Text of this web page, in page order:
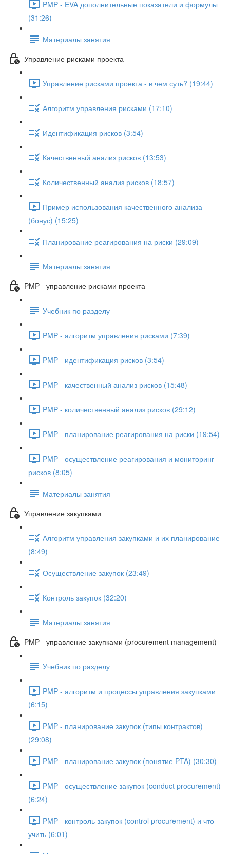
PMP - EVA дополнительные показатели и формулы
(31:26)
Материалы занятия
Управление рисками проекта
Управление рисками проекта - в чем суть? (19:44)
Алгоритм управления рисками (17:10)
Идентификация рисков (3:54)
Качественный анализ рисков (13:53)
Количественный анализ рисков (18:57)
Пример использования качественного анализа
(бонус) (15:25)
Планирование реагирования на риски (29:09)
Материалы занятия
PMP - управление рисками проекта
Учебник по разделу
PMP - алгоритм управления рисками (7:39)
PMP - идентификация рисков (3:54)
PMP - качественный анализ рисков (15:48)
PMP - количественный анализ рисков (29:12)
PMP - планирование реагирования на риски (19:54)
PMP - осуществление реагирования и мониторинг
рисков (8:05)
Материалы занятия
Управление закупками
Алгоритм управления закупками и их планирование
(8:49)
Осуществление закупок (23:49)
Контроль закупок (32:20)
Материалы занятия
PMP - управление закупками (procurement management)
Учебник по разделу
PMP - алгоритм и процессы управления закупками
(6:15)
PMP - планирование закупок (типы контрактов)
(29:08)
PMP - планирование закупок (понятие PTA) (30:30)
PMP - осуществление закупок (conduct procurement)
(6:24)
PMP - контроль закупок (control procurement) и что
учить (6:01)